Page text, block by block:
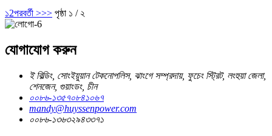
১2পরবর্তী >>> পৃষ্ঠা ১ / ২
যোগাযোগ করুন
ই বিল্ডিং, সোংইয়ুয়ান টেকনোপলিস, ঝাংগে সম্প্রদায়, ফুচেং স্ট্রিট, লংহুয়া জেলা,
শেনজেন, গুয়াংডং, চীন
০০৮৬-১৩৫৭০৮৪১০৬৭
mandy@huyssenpower.com
০০৮৬-১৩৬৩২৯৪৩৩৭১